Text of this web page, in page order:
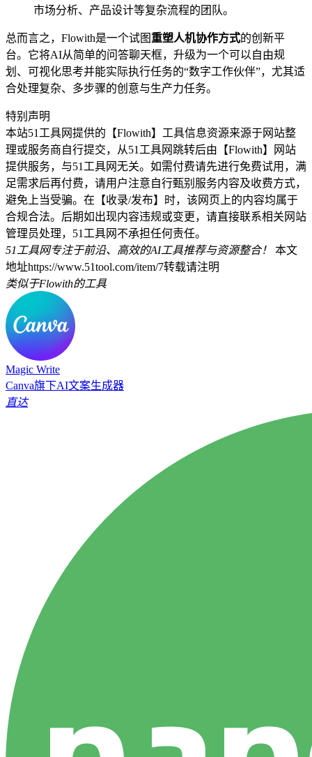
市场分析、产品设计等复杂流程的团队。
总而言之，Flowith是一个试图 重塑人机协作方式的创新平
台。它将AI从简单的问答聊天框，升级为一个可以自由规
划、可视化思考并能实际执行任务的“数字工作伙伴”，尤其适
合处理复杂、多步骤的创意与生产力任务。
特别声明
本站51工具网提供的【Flowith】工具信息资源来源于网站整
理或服务商自行提交，从51工具网跳转后由【Flowith】网站
提供服务，与51工具网无关。如需付费请先进行免费试用，满
足需求后再付费，请用户注意自行甄别服务内容及收费方式，
避免上当受骗。在【收录/发布】时，该网页上的内容均属于
合规合法。后期如出现内容违规或变更，请直接联系相关网站
管理员处理，51工具网不承担任何责任。
51工具网专注于前沿、高效的AI工具推荐与资源整合！
本文
地址https://www.51tool.com/item/7转载请注明
类似于Flowith的工具
Magic Write
Canva旗下AI文案生成器
直达